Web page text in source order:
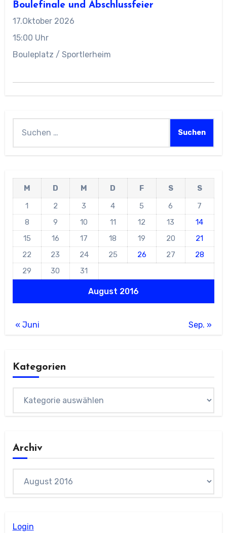
Boulefinale und Abschlussfeier
17.Oktober 2026
15:00 Uhr
Bouleplatz / Sportlerheim
August 2016
M D M D F S
S
1
2 3 4 5 6
7
8
9 10 11 12 13
14
15
16 17 18 19 20
21
22
23 24 25 26 27
28
29
30 31
« Juni Sep. »
Kategorien
Archiv
Login